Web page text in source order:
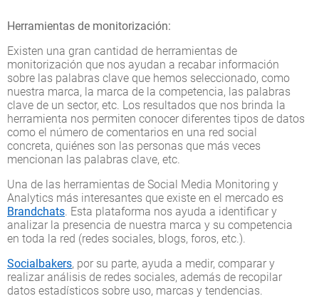
Herramientas de monitorización:
Existen una gran cantidad de herramientas de
monitorización que nos ayudan a recabar información
sobre las palabras clave que hemos seleccionado, como
nuestra marca, la marca de la competencia, las palabras
clave de un sector, etc. Los resultados que nos brinda la
herramienta nos permiten conocer diferentes tipos de datos
como el número de comentarios en una red social
concreta, quiénes son las personas que más veces
mencionan las palabras clave, etc.
Una de las herramientas de Social Media Monitoring y
Analytics más interesantes que existe en el mercado es
Brandchats. Esta plataforma nos ayuda a identificar y
analizar la presencia de nuestra marca y su competencia
en toda la red (redes sociales, blogs, foros, etc.).
Socialbakers, por su parte, ayuda a medir, comparar y
realizar análisis de redes sociales, además de recopilar
datos estadísticos sobre uso, marcas y tendencias.